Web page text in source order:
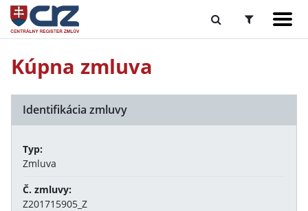
Kúpna zmluva
Identifikácia zmluvy
Typ:
Zmluva
Č. zmluvy:
Z201715905_Z